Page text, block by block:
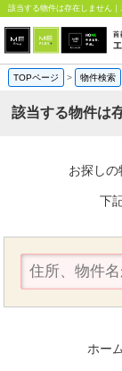
該当する物件は存在しません
TOPページ > 物件検索
該当する物件は
お探しの
下
ホー